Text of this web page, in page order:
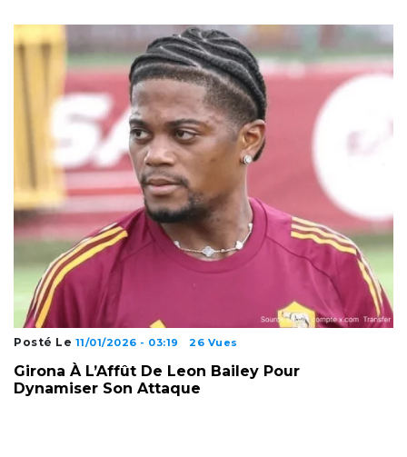
Posté Le 11/01/2026 - 03:19 26 Vues
Girona À L’Affût De Leon Bailey Pour
Dynamiser Son Attaque